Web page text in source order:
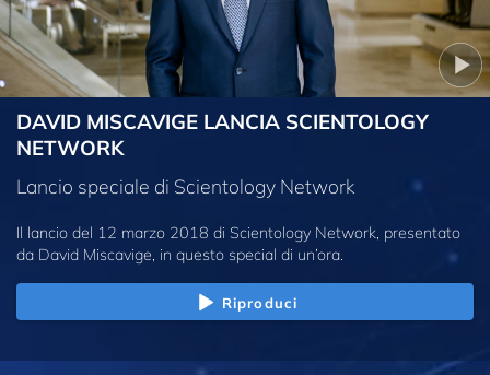
DAVID MISCAVIGE LANCIA SCIENTOLOGY
NETWORK
Lancio speciale di Scientology Network
Il lancio del 12 marzo 2018 di Scientology Network, presentato
da David Miscavige, in questo special di un’ora.
Riproduci